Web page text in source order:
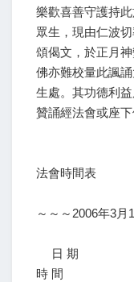
樂歡喜善守護持
眾生，現由仁波
頌偈文，於正月
佛亦難校量此諷
生處。其功德利
贊誦經法會或座
法會時間表
～～～2006年3月
日 期
時 間